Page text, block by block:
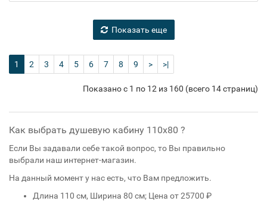
Показать еще
1 2 3 4 5 6 7 8 9 > >|
Показано с 1 по 12 из 160 (всего 14 страниц)
Как выбрать душевую кабину 110x80 ?
Если Вы задавали себе такой вопрос, то Вы правильно
выбрали наш интернет-магазин.
На данный момент у нас есть, что Вам предложить.
Длина 110 см, Ширина 80 см; Цена от 25700 ₽